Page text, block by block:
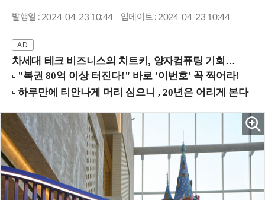
발행일 : 2024-04-23 10:44 업데이트 : 2024-04-23 10:44
차세대 테크 비즈니스의 치트키, 양자컴퓨팅 기회를 선점하라! (8/28 강남역)